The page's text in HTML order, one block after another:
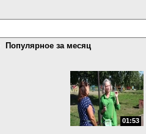
Популярное за месяц
01:53